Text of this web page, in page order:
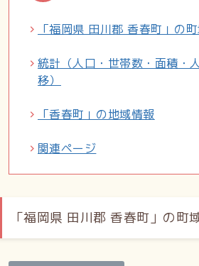
「福岡県 田川郡 香春町」の
統計（人口・世帯数・面積・
移）
「香春町」の地域情報
関連ページ
「福岡県 田川郡 香春町」の町